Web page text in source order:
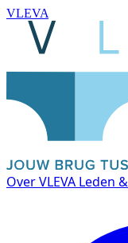
VLEVA
Over VLEVA Leden